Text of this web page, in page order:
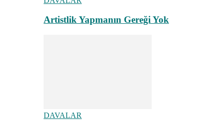
Artistlik Yapmanın Gereği Yok
DAVALAR